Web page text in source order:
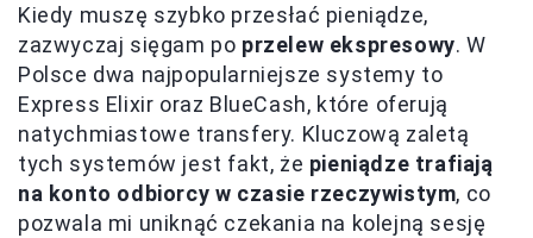
Kiedy muszę szybko przesłać pieniądze,
zazwyczaj sięgam po przelew ekspresowy. W
Polsce dwa najpopularniejsze systemy to
Express Elixir oraz BlueCash, które oferują
natychmiastowe transfery. Kluczową zaletą
tych systemów jest fakt, że pieniądze trafiają
na konto odbiorcy w czasie rzeczywistym, co
pozwala mi uniknąć czekania na kolejną sesję